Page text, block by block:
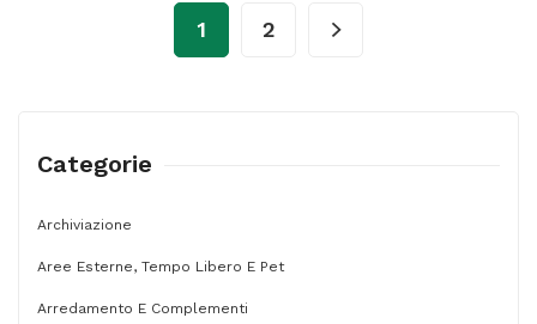
COMMERCIALE
1 2
Categorie
Archiviazione
Aree Esterne, Tempo Libero E Pet
Arredamento E Complementi